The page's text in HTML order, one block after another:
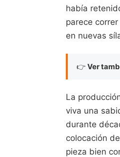
había
parece
en nuevas
👉 Ver
La
viva una
durante
colocación
pieza bien